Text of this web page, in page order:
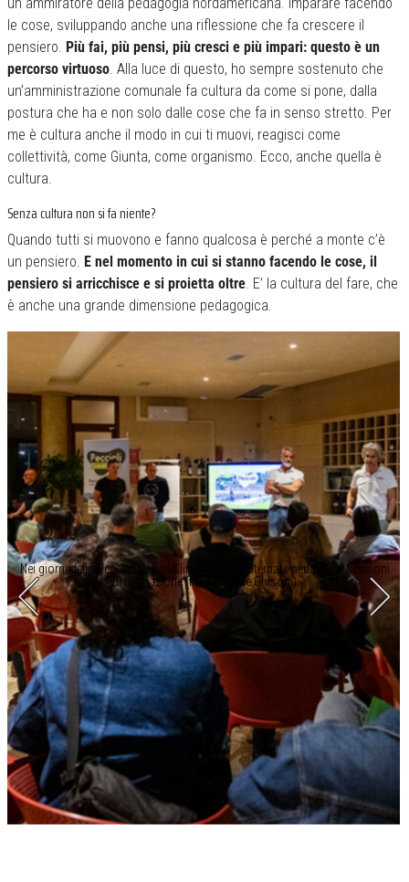
le cose, sviluppando anche una riflessione che fa crescere il
pensiero. Più fai, più pensi, più cresci e più impari: questo è un
percorso virtuoso. Alla luce di questo, ho sempre sostenuto che
un’amministrazione comunale fa cultura da come si pone, dalla
postura che ha e non solo dalle cose che fa in senso stretto. Per
me è cultura anche il modo in cui ti muovi, reagisci come
collettività, come Giunta, come organismo. Ecco, anche quella è
cultura.
Senza cultura non si fa niente?
Quando tutti si muovono e fanno qualcosa è perché a monte c’è
un pensiero. E nel momento in cui si stanno facendo le cose, il
pensiero si arricchisce e si proietta oltre. E’ la cultura del fare, che
è anche una grande dimensione pedagogica.
Nei giorni della Peccioli Gravel Clinic si sono alternate pedalate a sessioni
di formazione (foto Michele Ghisoni)